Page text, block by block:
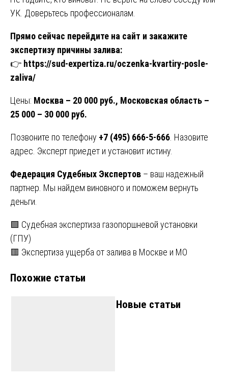
УК. Доверьтесь профессионалам.
Прямо сейчас перейдите на сайт и закажите
экспертизу причины залива:
👉 https://sud-expertiza.ru/oczenka-kvartiry-posle-
zaliva/
Цены: Москва – 20 000 руб., Московская область –
25 000 – 30 000 руб.
Позвоните по телефону +7 (495) 666-5-666 . Назовите
адрес. Эксперт приедет и установит истину.
Федерация Судебных Экспертов – ваш надежный
партнер. Мы найдем виновного и поможем вернуть
деньги.
Навигация
по
🟩 Судебная экспертиза газопоршневой установки
(ГПУ)
🟥 Экспертиза ущерба от залива в Москве и МО
Похожие статьи
Новые статьи